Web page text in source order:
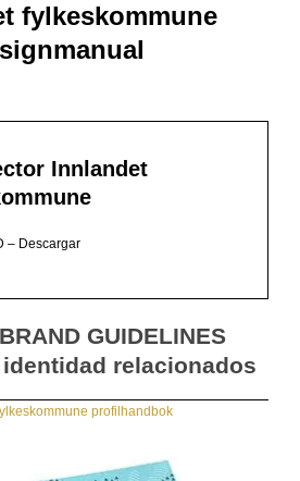
fylkeskommune
Innlandet
– Descargar
GUIDELINES
relacionados
profilhandbok